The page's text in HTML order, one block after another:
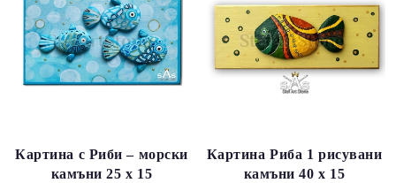
Картина с Риби – морски
камъни 25 х 15
Картина Риба 1 рисувани
камъни 40 х 15